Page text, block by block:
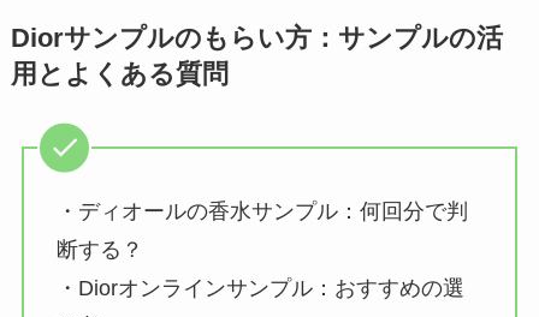
Diorサンプルのもらい方：サンプルの活
用とよくある質問
・ディオールの香水サンプル：何回分で判
断する？
・Diorオンラインサンプル：おすすめの選